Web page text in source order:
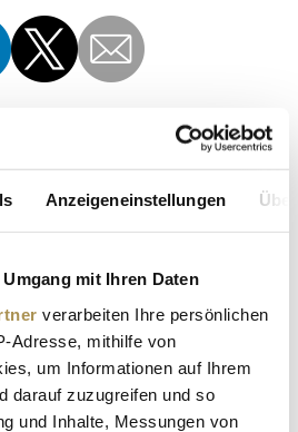
Anzeigeneinstellungen
mit Ihren Daten
verarbeiten Ihre persönlichen
Adresse, mithilfe von
um Informationen auf Ihrem
darauf zuzugreifen und so
und Inhalte, Messungen von
DEUTSCHLAND